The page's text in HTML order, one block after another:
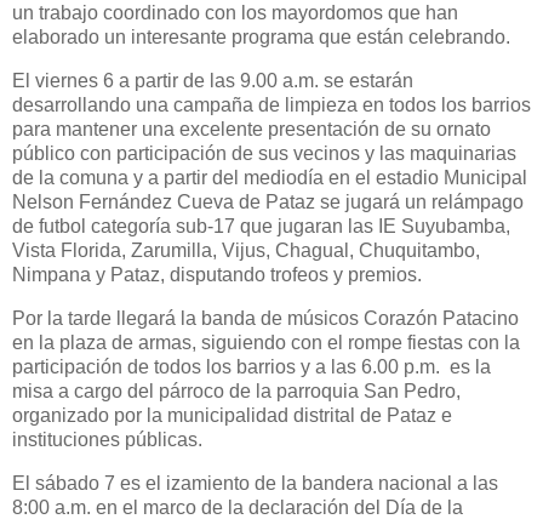
un trabajo coordinado con los mayordomos que han
elaborado un interesante programa que están celebrando.
El viernes 6 a partir de las 9.00 a.m. se estarán
desarrollando una campaña de limpieza en todos los barrios
para mantener una excelente presentación de su ornato
público con participación de sus vecinos y las maquinarias
de la comuna y a partir del mediodía en el estadio Municipal
Nelson Fernández Cueva de Pataz se jugará un relámpago
de futbol categoría sub-17 que jugaran las IE Suyubamba,
Vista Florida, Zarumilla, Vijus, Chagual, Chuquitambo,
Nimpana y Pataz, disputando trofeos y premios.
Por la tarde llegará la banda de músicos Corazón Patacino
en la plaza de armas, siguiendo con el rompe fiestas con la
participación de todos los barrios y a las 6.00 p.m. es la
misa a cargo del párroco de la parroquia San Pedro,
organizado por la municipalidad distrital de Pataz e
instituciones públicas.
El sábado 7 es el izamiento de la bandera nacional a las
8:00 a.m. en el marco de la declaración del Día de la